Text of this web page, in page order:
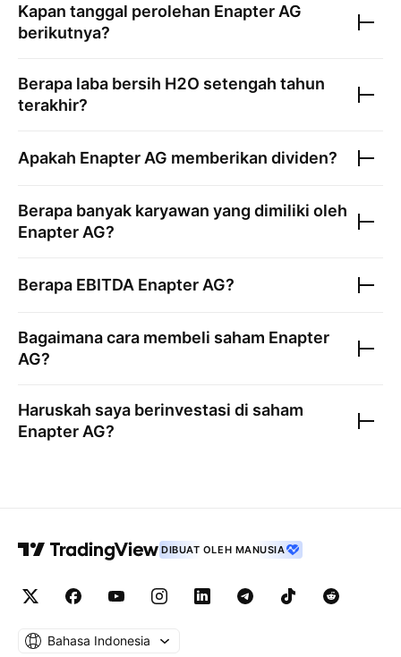
Kapan tanggal perolehan Enapter AG
berikutnya?
Berapa laba bersih H2O setengah tahun
terakhir?
Apakah Enapter AG memberikan dividen?
Berapa banyak karyawan yang dimiliki oleh
Enapter AG?
Berapa EBITDA Enapter AG?
Bagaimana cara membeli saham Enapter
AG?
Haruskah saya berinvestasi di saham
Enapter AG?
DIBUAT OLEH MANUSIA
Bahasa Indonesia